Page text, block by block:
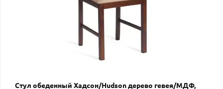
Стул обеденный Хадсон/Hudson дерево гевея/МДФ,